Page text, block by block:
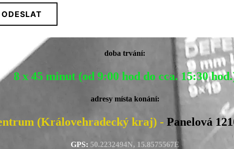
ODESLAT
doba trvání:
8 x 45 minut (od 9:00 hod do cca. 15:30
adresy místa konání:
(Královehradecký kraj) - Panelová
GPS: 50.2232494N, 15.8575567E